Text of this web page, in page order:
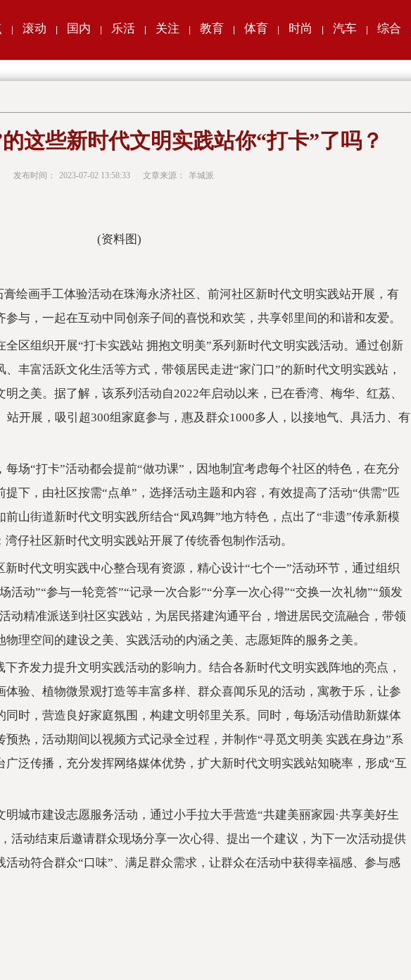
滚动 国内 乐活 关注 教育 体育 时尚 汽车 综合
这些新时代文明实践站你“打卡”了吗？
发布时间： 2023-07-02 13:58:33 文章来源： 羊城派
(资料图)
绘画手工体验活动在珠海永济社区、前河社区新时代文明实践站开展，有
与，一起在互动中同创亲子间的喜悦和欢笑，共享邻里间的和谐和友爱。
区组织开展“打卡实践站 拥抱文明美”系列新时代文明实践活动。通过创新
丰富活跃文化生活等方式，带领居民走进“家门口”的新时代文明实践站，
之美。据了解，该系列活动自2022年启动以来，已在香湾、梅华、红荔、
站开展，吸引超300组家庭参与，惠及群众1000多人，以接地气、具活力、有
场“打卡”活动都会提前“做功课”，因地制宜考虑每个社区的特色，在充分
下，由社区按需“点单”，选择活动主题和内容，有效提高了活动“供需”匹
山街道新时代文明实践所结合“凤鸡舞”地方特色，点出了“非遗”传承新模
仔社区新时代文明实践站开展了传统香包制作活动。
新时代文明实践中心整合现有资源，精心设计“七个一”活动环节，通过组织
活动”“参与一轮竞答”“记录一次合影”“分享一次心得”“交换一次礼物”“颁发
动精准派送到社区实践站，为居民搭建沟通平台，增进居民交流融合，带领
理空间的建设之美、实践活动的内涵之美、志愿矩阵的服务之美。
齐发力提升文明实践活动的影响力。结合各新时代文明实践阵地的亮点，
验、植物微景观打造等丰富多样、群众喜闻乐见的活动，寓教于乐，让参
时，营造良好家庭氛围，构建文明邻里关系。同时，每场活动借助新媒体
预热，活动期间以视频方式记录全过程，并制作“寻觅文明美 实践在身边”系
泛传播，充分发挥网络媒体优势，扩大新时代文明实践站知晓率，形成“互
城市建设志愿服务活动，通过小手拉大手营造“共建美丽家园·共享美好生
活动结束后邀请群众现场分享一次心得、提出一个建议，为下一次活动提供
动符合群众“口味”、满足群众需求，让群众在活动中获得幸福感、参与感